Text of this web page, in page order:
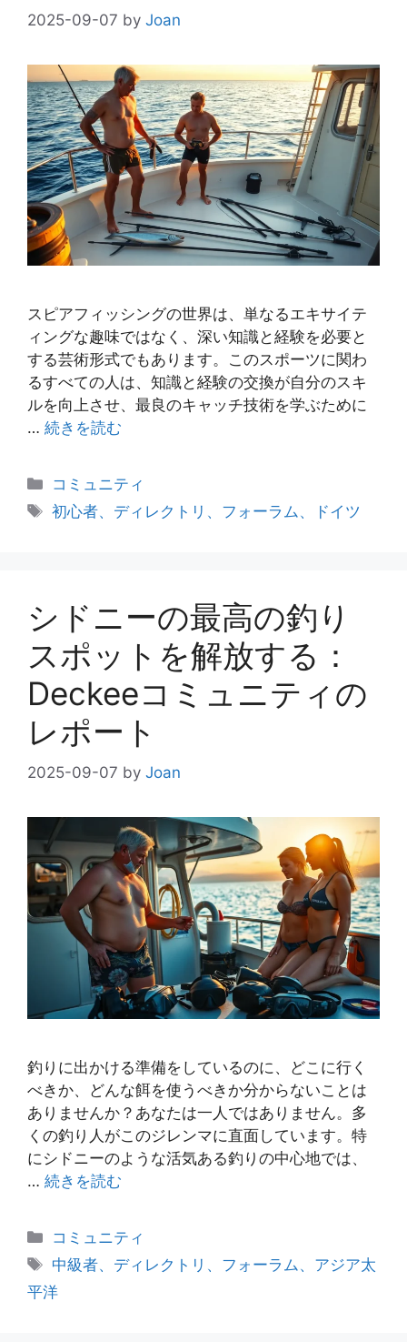
2025-09-07 by Joan
スピアフィッシングの世界は、単なるエキサイテ
ィングな趣味ではなく、深い知識と経験を必要と
する芸術形式でもあります。このスポーツに関わ
るすべての人は、知識と経験の交換が自分のスキ
ルを向上させ、最良のキャッチ技術を学ぶために
… 続きを読む
カ
テ
コミュニティ
タ
初心者、ディレクトリ、フォーラム、ドイツ
シドニーの最高の釣り
スポットを解放する：
Deckeeコミュニティの
レポート
2025-09-07 by Joan
釣りに出かける準備をしているのに、どこに行く
べきか、どんな餌を使うべきか分からないことは
ありませんか？あなたは一人ではありません。多
くの釣り人がこのジレンマに直面しています。特
にシドニーのような活気ある釣りの中心地では、
… 続きを読む
カ
テ
リ
コミュニティ
タ
グ
中級者、ディレクトリ、フォーラム、アジア太
平洋